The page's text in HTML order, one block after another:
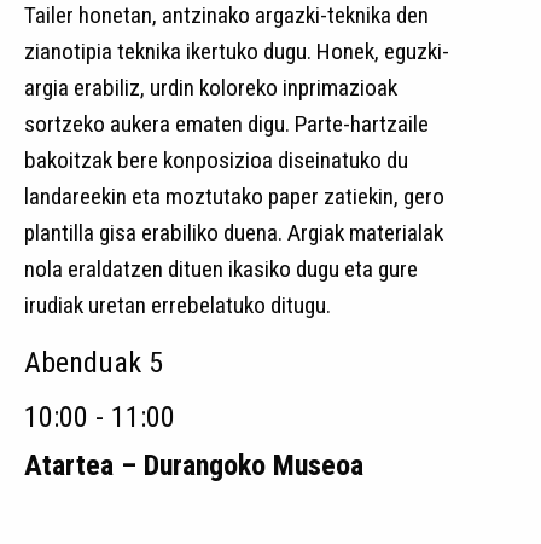
Tailer honetan, antzinako argazki-teknika den
zianotipia teknika ikertuko dugu. Honek, eguzki-
argia erabiliz, urdin koloreko inprimazioak
sortzeko aukera ematen digu. Parte-hartzaile
bakoitzak bere konposizioa diseinatuko du
landareekin eta moztutako paper zatiekin, gero
plantilla gisa erabiliko duena. Argiak materialak
nola eraldatzen dituen ikasiko dugu eta gure
irudiak uretan errebelatuko ditugu.
Abenduak 5
10:00 - 11:00
Atartea – Durangoko Museoa